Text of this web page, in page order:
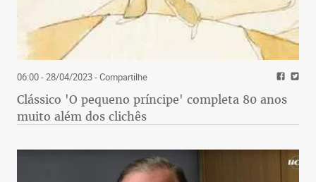
06:00 - 28/04/2023- Compartilhe
Clássico 'O pequeno príncipe' completa 80 anos
muito além dos clichês